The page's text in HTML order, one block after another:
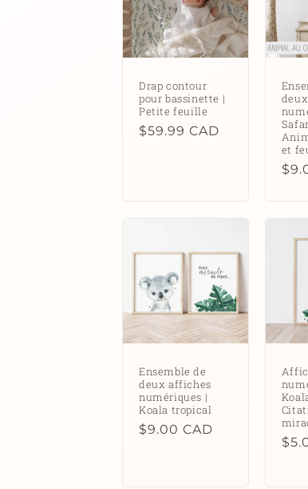
Drap contour
pour bassinette |
Petite feuille
Prix
$59.99 CAD
et
Prix
Ensemble de
deux affiches
numériques |
Koala tropical
Prix
$9.00 CAD
Prix